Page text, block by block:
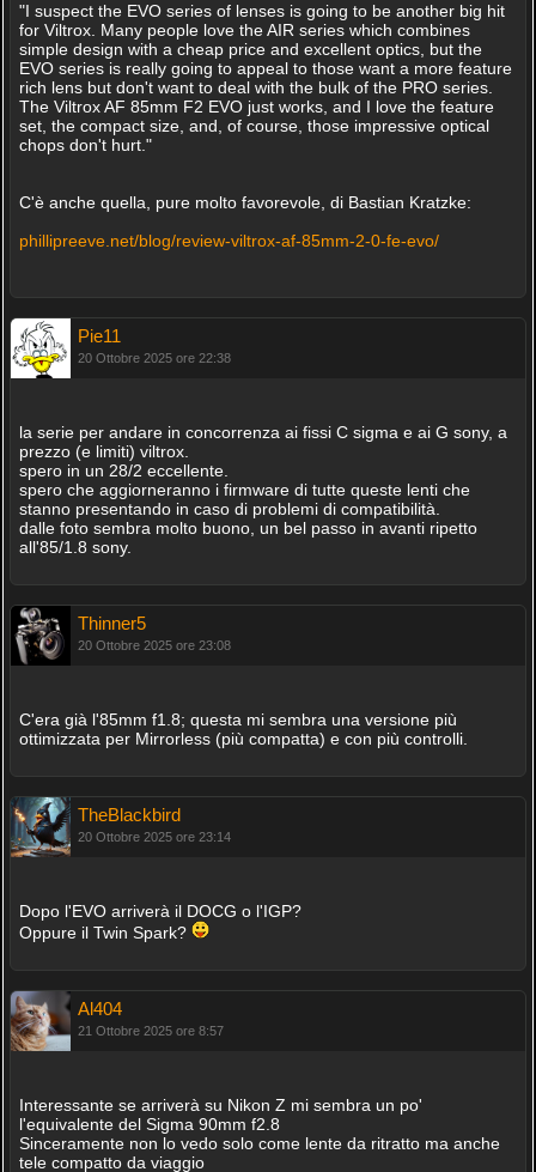
"I suspect the EVO series of lenses is going to be another big hit
for Viltrox. Many people love the AIR series which combines
simple design with a cheap price and excellent optics, but the
EVO series is really going to appeal to those want a more feature
rich lens but don't want to deal with the bulk of the PRO series.
The Viltrox AF 85mm F2 EVO just works, and I love the feature
set, the compact size, and, of course, those impressive optical
chops don't hurt."
C'è anche quella, pure molto favorevole, di Bastian Kratzke:
phillipreeve.net/blog/review-viltrox-af-85mm-2-0-fe-evo/
Pie11
20 Ottobre 2025 ore 22:38
la serie per andare in concorrenza ai fissi C sigma e ai G sony, a
prezzo (e limiti) viltrox.
spero in un 28/2 eccellente.
spero che aggiorneranno i firmware di tutte queste lenti che
stanno presentando in caso di problemi di compatibilità.
dalle foto sembra molto buono, un bel passo in avanti ripetto
all'85/1.8 sony.
Thinner5
20 Ottobre 2025 ore 23:08
C'era già l'85mm f1.8; questa mi sembra una versione più
ottimizzata per Mirrorless (più compatta) e con più controlli.
TheBlackbird
20 Ottobre 2025 ore 23:14
Dopo l'EVO arriverà il DOCG o l'IGP?
Oppure il Twin Spark?
Al404
21 Ottobre 2025 ore 8:57
Interessante se arriverà su Nikon Z mi sembra un po'
l'equivalente del Sigma 90mm f2.8
Sinceramente non lo vedo solo come lente da ritratto ma anche
tele compatto da viaggio